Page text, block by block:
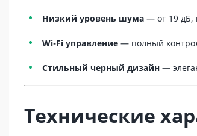
Низкий уровень шума — от 19 дБ,
Wi-Fi управление — полный
Стильный черный дизайн —
Технические